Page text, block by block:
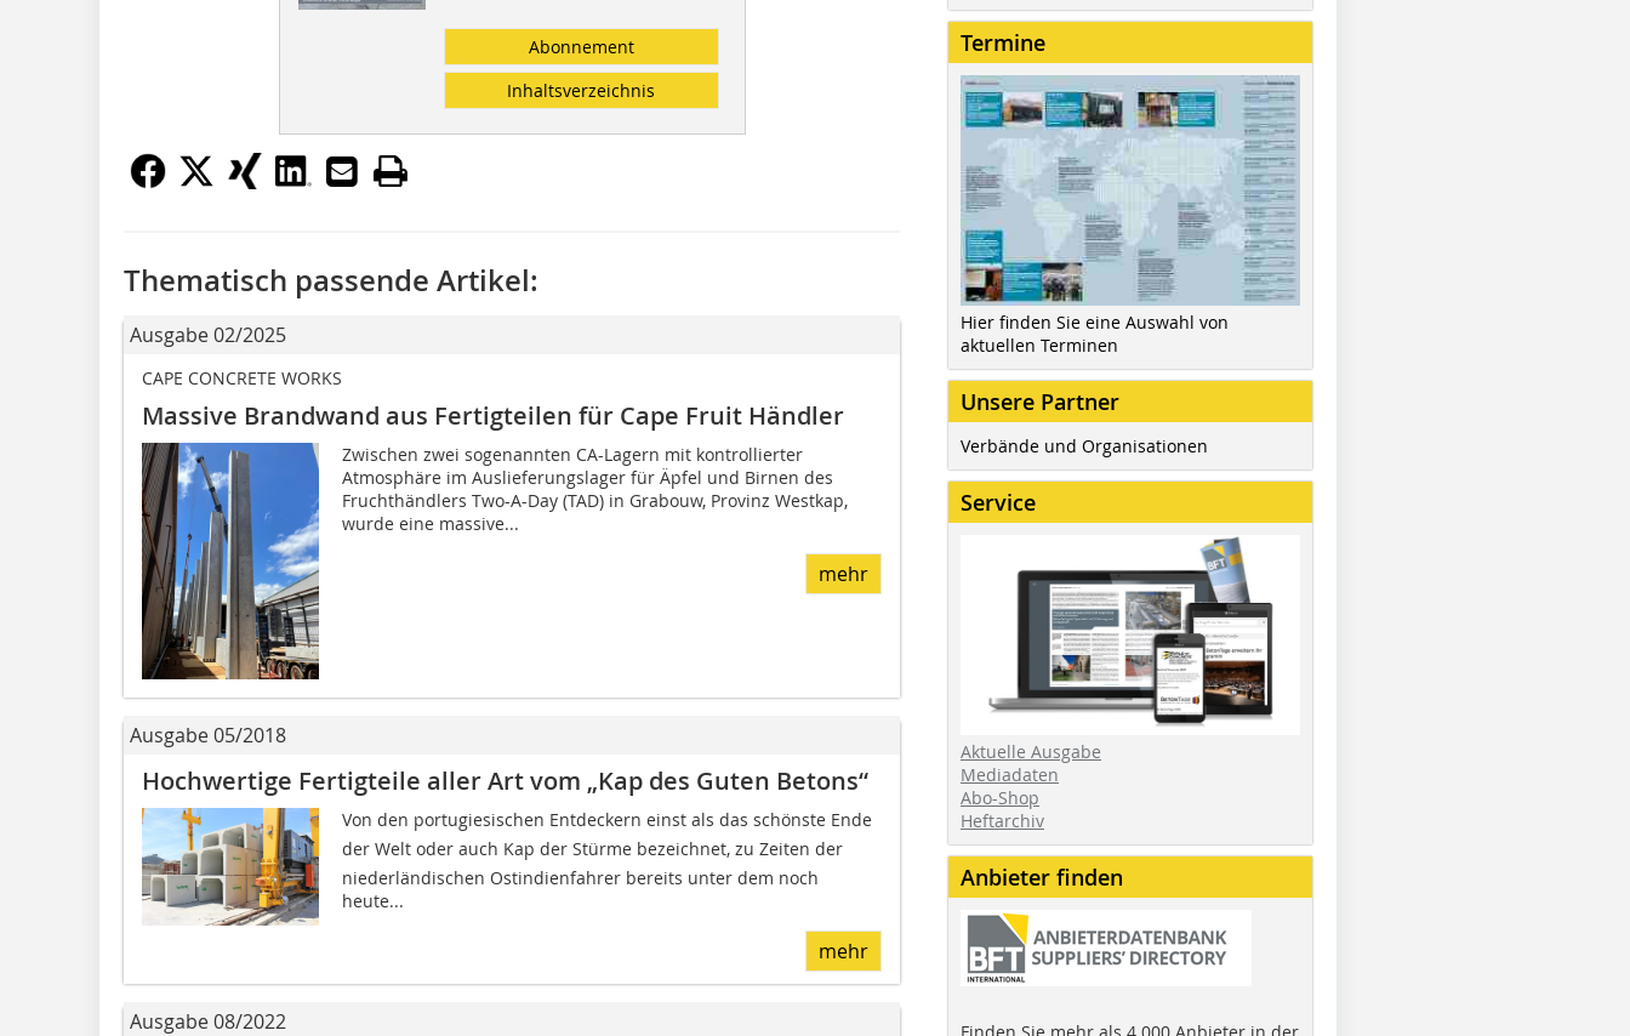
Abonnement
Inhaltsverzeichnis
Thematisch passende Artikel:
Ausgabe 02/2025
CAPE CONCRETE WORKS
Massive Brandwand aus Fertigteilen für Cape Fruit Händler
Zwischen zwei sogenannten CA-Lagern mit kontrollierter
Atmosphäre im Auslieferungslager für Äpfel und Birnen des
Fruchthändlers Two-A-Day (TAD) in Grabouw, Provinz Westkap,
wurde eine massive...
mehr
Ausgabe 05/2018
Hochwertige Fertigteile aller Art vom „Kap des Guten Betons“
Von den portugiesischen Entdeckern einst als das schönste Ende
der Welt oder auch Kap der Stürme bezeichnet, zu Zeiten der
niederländischen Ostindienfahrer bereits unter dem noch
heute...
mehr
Ausgabe 08/2022
Termine
Hier finden Sie eine Auswahl von
aktuellen Terminen
Unsere Partner
Verbände und Organisationen
Service
Aktuelle Ausgabe
Mediadaten
Abo-Shop
Heftarchiv
Anbieter finden